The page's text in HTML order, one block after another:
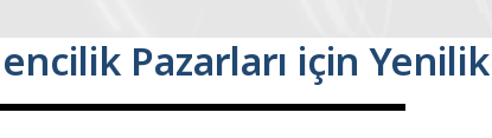
Pazarları için